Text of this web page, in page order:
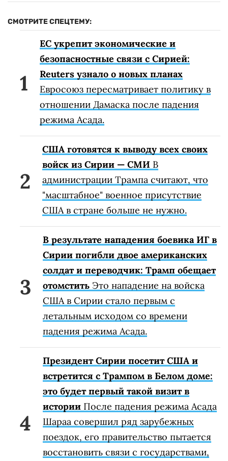
СМОТРИТЕ СПЕЦТЕМУ:
ЕС укрепит экономические и
безопасностные связи с Сирией:
Reuters узнало о новых планах
Евросоюз пересматривает политику в
отношении Дамаска после падения
режима Асада.
США готовятся к выводу всех своих
войск из Сирии — СМИ В
администрации Трампа считают, что
"масштабное" военное присутствие
США в стране больше не нужно.
В результате нападения боевика ИГ в
Сирии погибли двое американских
солдат и переводчик: Трамп обещает
отомстить Это нападение на войска
США в Сирии стало первым с
летальным исходом со времени
падения режима Асада.
Президент Сирии посетит США и
встретится с Трампом в Белом доме:
это будет первый такой визит в
истории После падения режима Асада
Шараа совершил ряд зарубежных
поездок, его правительство пытается
восстановить связи с государствами,